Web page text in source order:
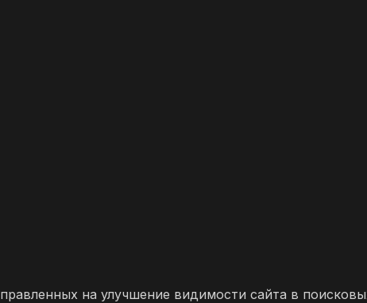
на улучшение видимости сайта в